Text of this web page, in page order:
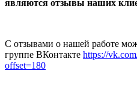
являются отзывы наших
С отзывами о нашей работе
группе ВКонтакте https://
offset=180